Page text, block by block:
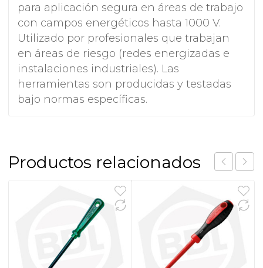
para aplicación segura en áreas de trabajo
con campos energéticos hasta 1000 V.
Utilizado por profesionales que trabajan
en áreas de riesgo (redes energizadas e
instalaciones industriales). Las
herramientas son producidas y testadas
bajo normas específicas.
Productos relacionados